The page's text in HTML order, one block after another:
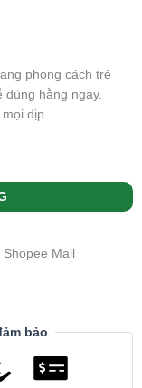
phong cách trẻ
hằng ngày.
dịp.
Mall
bảo